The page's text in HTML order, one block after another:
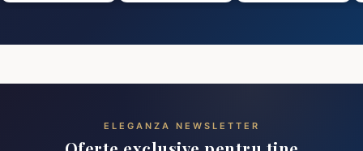
ELEGANZA NEWSLETTER